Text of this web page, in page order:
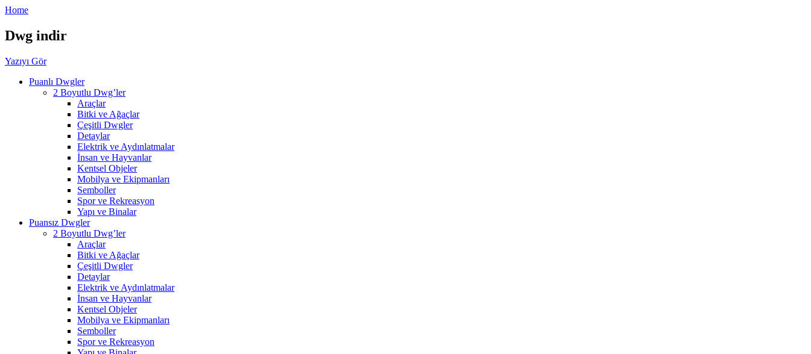
Home
Dwg indir
Yazıyı Gör
Puanlı Dwgler
2 Boyutlu Dwg’ler
Araçlar
Bitki ve Ağaçlar
Çeşitli Dwgler
Detaylar
Elektrik ve Aydınlatmalar
İnsan ve Hayvanlar
Kentsel Objeler
Mobilya ve Ekipmanları
Semboller
Spor ve Rekreasyon
Yapı ve Binalar
Puansız Dwgler
2 Boyutlu Dwg’ler
Araçlar
Bitki ve Ağaçlar
Çeşitli Dwgler
Detaylar
Elektrik ve Aydınlatmalar
İnsan ve Hayvanlar
Kentsel Objeler
Mobilya ve Ekipmanları
Semboller
Spor ve Rekreasyon